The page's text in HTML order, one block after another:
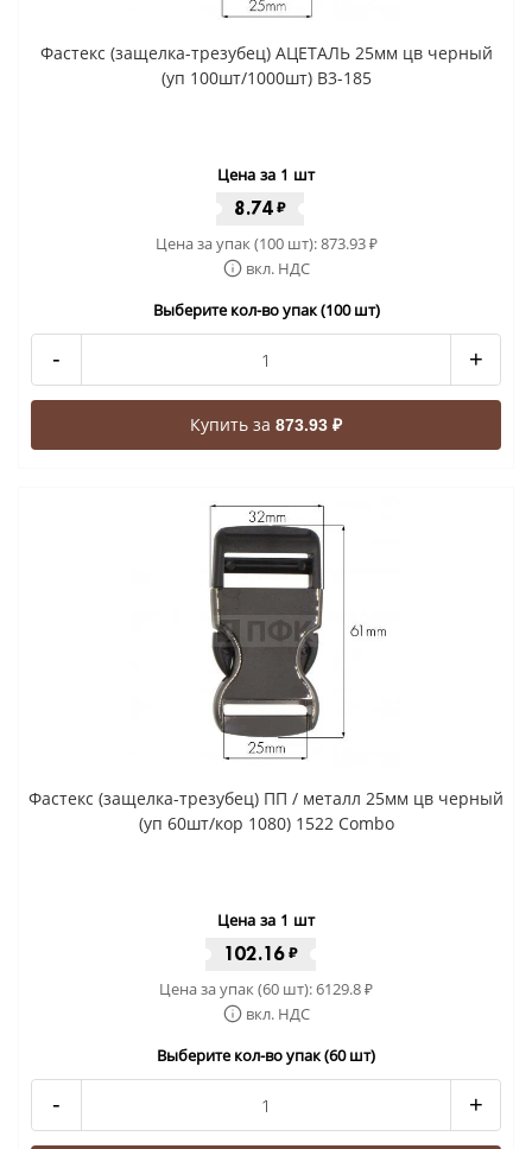
Фастекс (защелка-трезубец) АЦЕТАЛЬ 25мм цв черный
(уп 100шт/1000шт) В3-185
Цена за 1 шт
8.74₽
Цена за упак (100 шт):873.93₽
вкл. НДС
Выберите кол-во упак (100 шт)
- +
Купить за 873.93 ₽
Фастекс (защелка-трезубец) ПП / металл 25мм цв черный
(уп 60шт/кор 1080) 1522 Combo
Цена за 1 шт
102.16 ₽
Цена за упак (60 шт):6129.8₽
вкл. НДС
Выберите кол-во упак (60 шт)
- +